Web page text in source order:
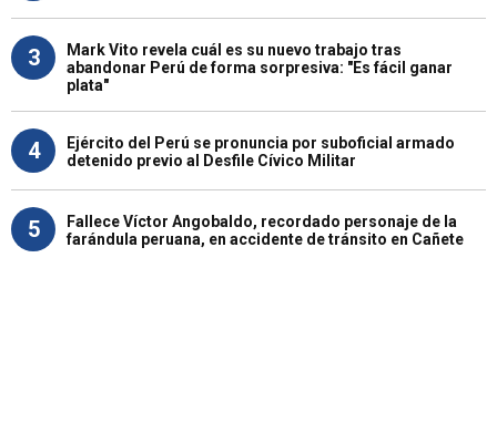
3
Mark Vito revela cuál es su nuevo trabajo tras
abandonar Perú de forma sorpresiva: "Es fácil ganar
plata"
4
Ejército del Perú se pronuncia por suboficial armado
detenido previo al Desfile Cívico Militar
5
Fallece Víctor Angobaldo, recordado personaje de la
farándula peruana, en accidente de tránsito en Cañete